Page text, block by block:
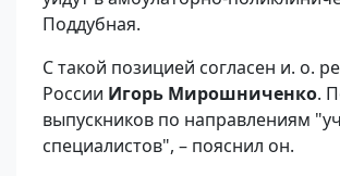
Поддубная.
С такой позицией согласен и. о.
России Игорь Мирошниченко.
выпускников по направлениям
специалистов", – пояснил он.